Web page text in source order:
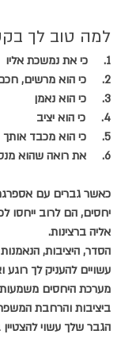
למה טוב לך
1.     כי את נמשכת אליו
2.     כי הוא מרשים, חכם ומצליח
3.     כי הוא נאמן
4.     כי הוא יציב
5.     כי הוא מכבד אותך
6.     את רואה שהוא מנסה
כאשר גברים עם
יחסים, הם לרוב ייחסו
אליה ברצינות.
הסדר, היציבות,
עשויים להעניק לך
מערכת היחסים
ביציבות והרחבת
הגבר שלך עשוי